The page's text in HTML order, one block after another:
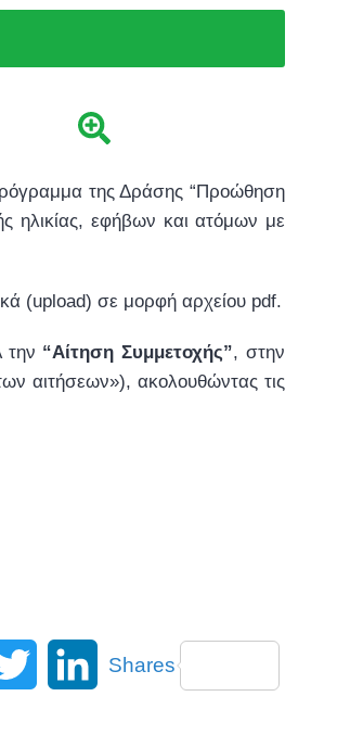
της Δράσης “Προώθηση
ηλικίας, εφήβων και ατόμων με
(upload) σε μορφή αρχείου pdf.
την “Αίτηση Συμμετοχής”, στην
αιτήσεων»), ακολουθώντας τις
Twitter
Shares